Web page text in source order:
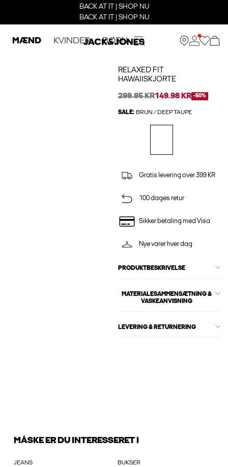
BACK AT IT | SHOP NU
BACK AT IT | SHOP NU
MÆND KVINDER BØRN
RELAXED FIT
HAWAIISKJORTE
299.95 KR149.98 KR -50%
SALE: BRUN / DEEP TAUPE
Gratis levering over 399 KR
100 dages retur
Sikker betaling med Visa
Nye varer hver dag
PRODUKTBESKRIVELSE
MATERIALESAMMENSÆTNING &
VASKEANVISNING
LEVERING & RETURNERING
MÅSKE ER DU INTERESSERET I
JEANS BUKSER